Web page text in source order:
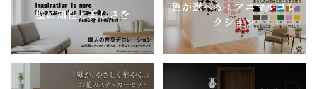
壁に知性と美しさを
色が選べる：アニマルコレ
クション